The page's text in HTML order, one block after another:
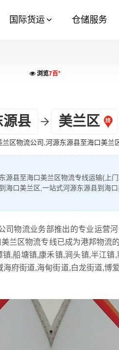
国际货运 仓储服务
浏览7百+
源县 美兰区
区物流公司,河源东源县至海口美兰
源县至海口美兰区物流专线运输(上
海口美兰区,一站式河源东源县到海
司物流业务部推出的专业运营
兰区物流专线已成为港邦物流
,船塘镇,康禾镇,涧头镇,半江
府街道,海甸街道,白龙街道,博